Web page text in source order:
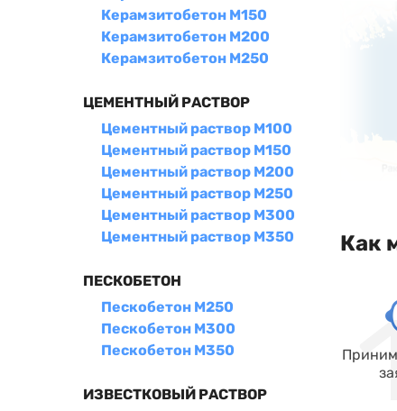
Керамзитобетон М150
Керамзитобетон М200
Керамзитобетон М250
ЦЕМЕНТНЫЙ РАСТВОР
Цементный раствор М100
Цементный раствор М150
Цементный раствор М200
Цементный раствор М250
Цементный раствор М300
Цементный раствор М350
ПЕСКОБЕТОН
Пескобетон М250
Пескобетон М300
Пескобетон М350
ИЗВЕСТКОВЫЙ РАСТВОР
Как